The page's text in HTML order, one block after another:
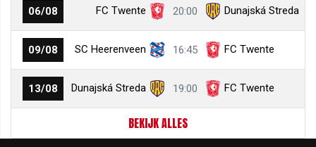
06/08 FC Twente 20:00 Dunajská Streda
09/08 SC Heerenveen 16:45 FC Twente
13/08 Dunajská Streda 19:00 FC Twente
BEKIJK ALLES